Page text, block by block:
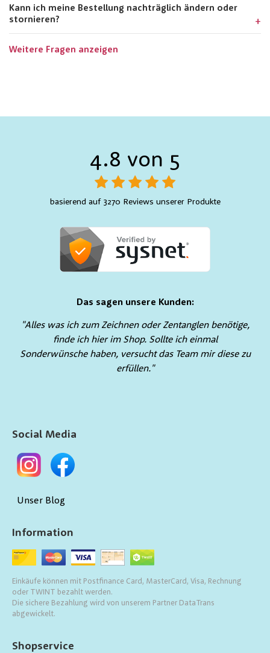
Kann ich meine Bestellung nachträglich ändern oder
stornieren?
Weitere Fragen anzeigen
4.8 von 5
basierend auf 3270 Reviews unserer Produkte
Das sagen unsere Kunden:
"Alles was ich zum Zeichnen oder Zentanglen benötige,
finde ich hier im Shop. Sollte ich einmal
Sonderwünsche haben, versucht das Team mir diese zu
erfüllen."
Shopservice
Information
Einkäufe können mit Postfinance Card, MasterCard, Visa, Rechnung
oder TWINT bezahlt werden.
Die sichere Bezahlung wird von unserem Partner DataTrans
abgewickelt.
Social Media
Unser Blog